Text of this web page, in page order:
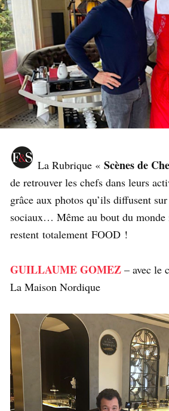
La Rubrique « Scènes de
de retrouver les chefs dans leurs
grâce aux photos qu’ils diffusent
sociaux… Même au bout du monde
restent totalement FOOD !
GUILLAUME GOMEZ – avec le
La Maison Nordique